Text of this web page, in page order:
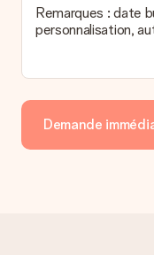
Remarques : date
personnalisation,
Demande